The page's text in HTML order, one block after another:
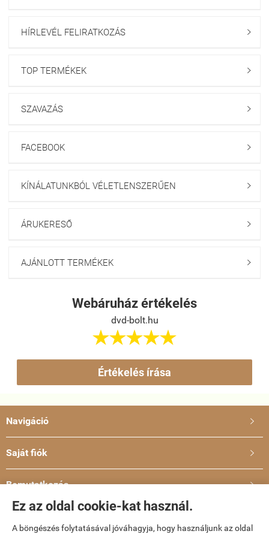
Ez az oldal cookie-kat használ.
A böngészés folytatásával jóváhagyja, hogy használjunk az oldal
HÍRLEVÉL FELIRATKOZÁS 
TOP TERMÉKEK 
SZAVAZÁS 
FACEBOOK 
KÍNÁLATUNKBÓL VÉLETLENSZERŰEN 
ÁRUKERESŐ 
AJÁNLOTT TERMÉKEK 
Webáruház értékelés
dvd-bolt.hu

Értékelés írása
Navigáció 
Saját fiók 
Bemutatkozás 